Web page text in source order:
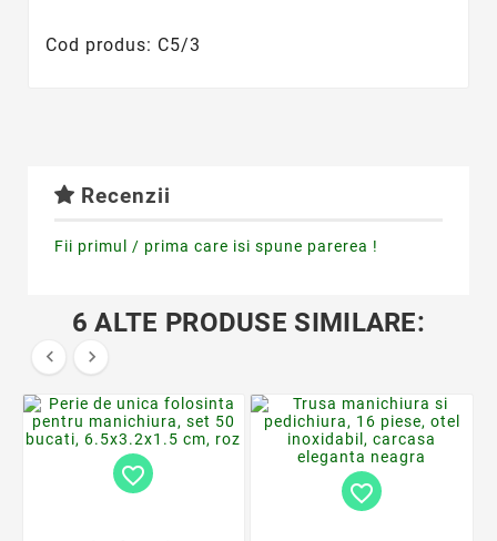
Cod produs: C5/3
Recenzii
Fii primul / prima care isi spune parerea !
6 ALTE PRODUSE SIMILARE:
 
favorite_border
favorite_border